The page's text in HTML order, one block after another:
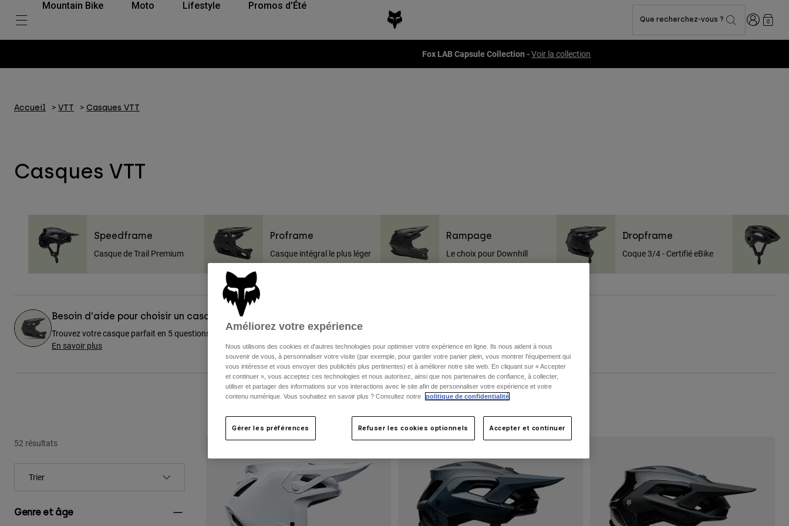
Mountain Bike Moto Lifestyle Promos d'Été
Que recherchez-vous ? Connexion
0
Voir la collection
Accueil VTT Casques VTT
Casques VTT
Speedframe
Casque de Trail Premium
Proframe
Casque intégral le plus léger
Rampage
Le choix pour Downhill
Dropframe
Coque 3/4 - Certifié eBike
Besoin d'aide pour choisir un casque ?
Trouvez votre casque parfait en 5 questions rapides :
En savoir plus
52 résultats
Genre et âge
Améliorez votre expérience
Nous utilisons des cookies et d'autres technologies pour optimiser votre expérience en ligne. Ils nous aident à nous
souvenir de vous, à personnaliser votre visite (par exemple, pour garder votre panier plein, vous montrer l'équipement qui
vous intéresse et vous envoyer des publicités plus pertinentes) et à améliorer notre site web. En cliquant sur « Accepter
et continuer », vous acceptez ces technologies et nous autorisez, ainsi que nos partenaires de confiance, à collecter,
utiliser et partager des informations sur vos interactions avec le site afin de personnaliser votre expérience et votre
contenu numérique. Vous souhaitez en savoir plus ? Consultez notre
politique de confidentialité.
Gérer les préférences Refuser les cookies optionnels Accepter et continuer